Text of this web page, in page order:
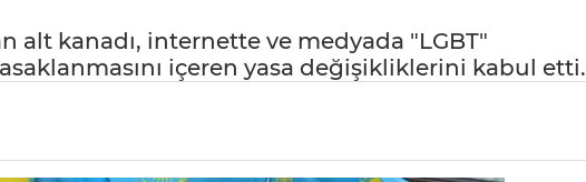
alt kanadı, internette ve medyada "LGBT"
içeren yasa değişikliklerini kabul etti.